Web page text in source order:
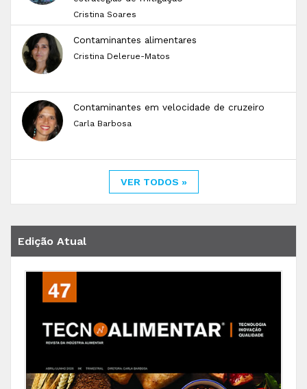
Cristina Soares
Contaminantes alimentares
Cristina Delerue-Matos
Contaminantes em velocidade de cruzeiro
Carla Barbosa
VER TODOS »
Edição Atual